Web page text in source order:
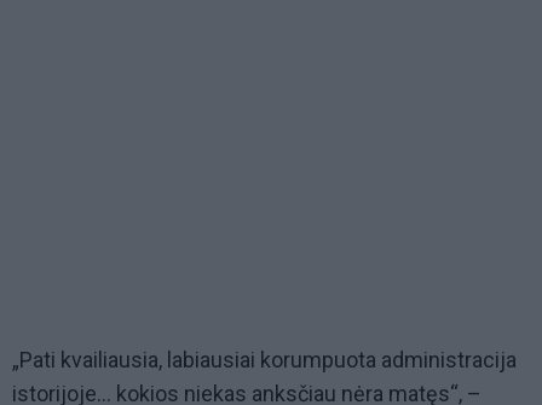
„Pati kvailiausia, labiausiai korumpuota administracija
istorijoje... kokios niekas anksčiau nėra matęs“, –